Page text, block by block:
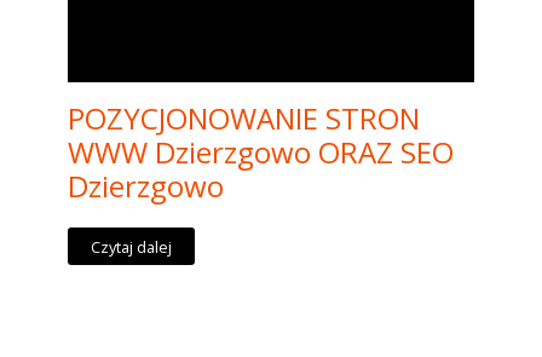
POZYCJONOWANIE STRON
WWW Dzierzgowo ORAZ SEO
Dzierzgowo
Czytaj dalej